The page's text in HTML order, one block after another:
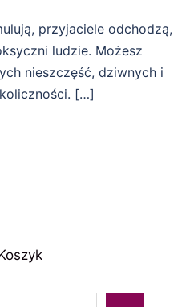
przyjaciele odchodzą,
ludzie. Możesz
nieszczęść, dziwnych i
[…]